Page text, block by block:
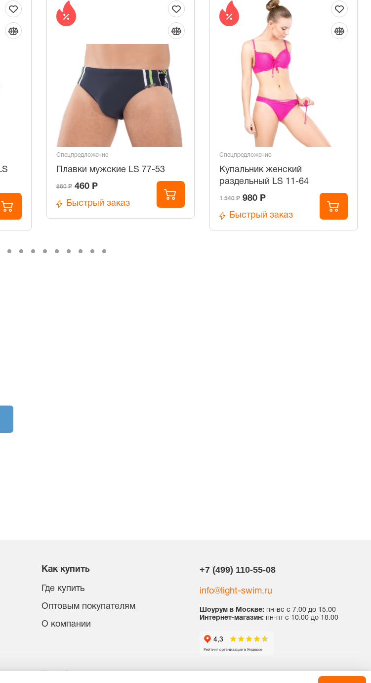
Спецпредложение
Плавки мужские LS 77-53
860 Р 460 Р
Быстрый заказ
Спецпредложение
Купальник женский
раздельный LS 11-64
1 540 Р 980 Р
Быстрый заказ
Как купить
Где купить
Оптовым покупателям
О компании
+7 (499) 110-55-08
info@light-swim.ru
Шоурум в Москве: пн-вс с 7.00 до 15.00
Интернет-магазин: пн-пт с 10.00 до 18.00